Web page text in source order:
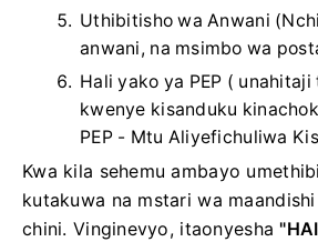
Uthibitisho wa Anwani
anwani, na msimbo wa
Hali yako ya PEP (
kwenye kisanduku
PEP - Mtu Aliyefichuliwa
Kwa kila sehemu ambayo
kutakuwa na mstari wa maandishi
chini. Vinginevyo, itaonyesha